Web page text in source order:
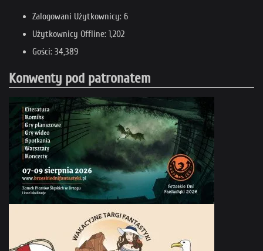
Zalogowani Użytkownicy: 6
Użytkownicy Offline: 1,202
Gości: 34,389
Konwenty pod patronatem